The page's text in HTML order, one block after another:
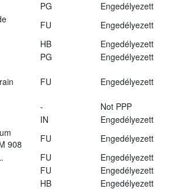
PG
Engedélyezett
FU
Engedélyezett
HB
Engedélyezett
PG
Engedélyezett
FU Engedélyezett
-
Not PPP
IN
Engedélyezett
908
FU
Engedélyezett
FU
Engedélyezett
FU
Engedélyezett
HB
Engedélyezett